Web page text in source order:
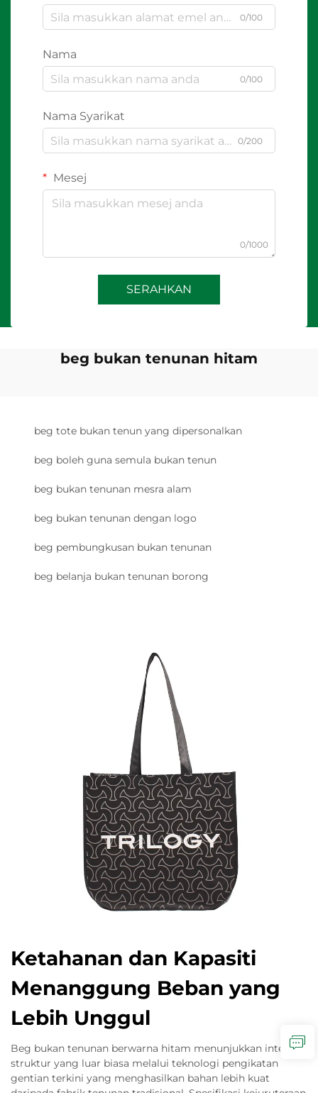
0/100
Nama
0/100
Nama Syarikat
0/200
Mesej
0/1000
SERAHKAN
beg bukan tenunan hitam
beg tote bukan tenun yang dipersonalkan
beg boleh guna semula bukan tenun
beg bukan tenunan mesra alam
beg bukan tenunan dengan logo
beg pembungkusan bukan tenunan
beg belanja bukan tenunan borong
Ketahanan dan Kapasiti
Menanggung Beban yang
Lebih Unggul
Beg bukan tenunan berwarna hitam menunjukkan integriti
struktur yang luar biasa melalui teknologi pengikatan
gentian terkini yang menghasilkan bahan lebih kuat